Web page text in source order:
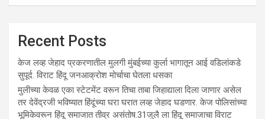
Recent Posts
केज लव्ह जेहाद प्रकरणातील मुलगी मुंबईच्या कुर्ला भागातून आई वडिलांकडे
सुपूर्द. विराट हिंदू जनआक्रोश मोर्चाचा घेतला धसका
मुलीच्या केवळ एका स्टेटमेंट वरून तिचा ताबा जिहाद्याला दिला जाणार असेल
तर देवेंद्रजी भविष्यात हिंदूंच्या घरा घरात लव्ह जेहाद घडणार. केज पोलिसांच्या
भूमिकेवरून हिंदू समाजात तीव्र असंतोष.31जुलै ला हिंदू समाजाचा विराट